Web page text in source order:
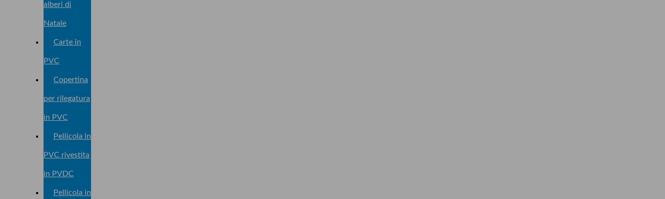
alberi di
Natale
Carte in
PVC
Copertina
per rilegatura
in PVC
Pellicola in
PVC rivestita
in PVDC
Pellicola in